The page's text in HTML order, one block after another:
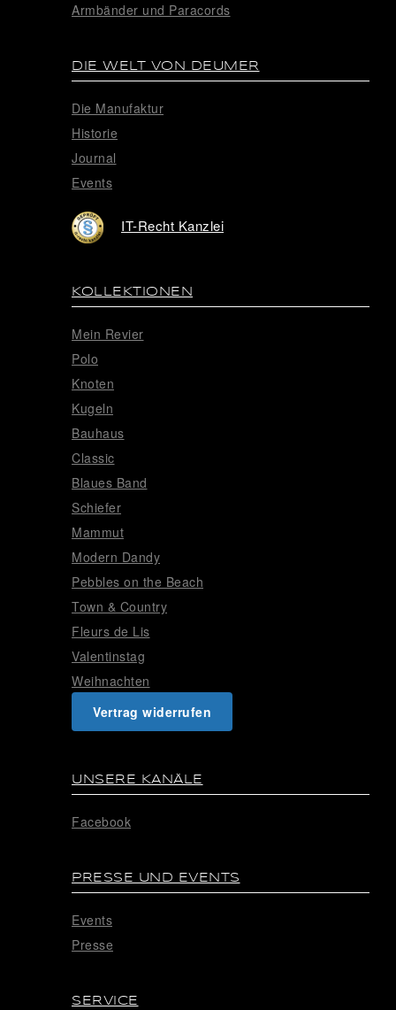
Armbänder und Paracords
DIE WELT VON DEUMER
Die Manufaktur
Historie
Journal
Events
IT-Recht Kanzlei
KOLLEKTIONEN
Mein Revier
Polo
Knoten
Kugeln
Bauhaus
Classic
Blaues Band
Schiefer
Mammut
Modern Dandy
Pebbles on the Beach
Town & Country
Fleurs de Lis
Valentinstag
Weihnachten
Vertrag widerrufen
UNSERE KANÄLE
Facebook
PRESSE UND EVENTS
Events
Presse
SERVICE